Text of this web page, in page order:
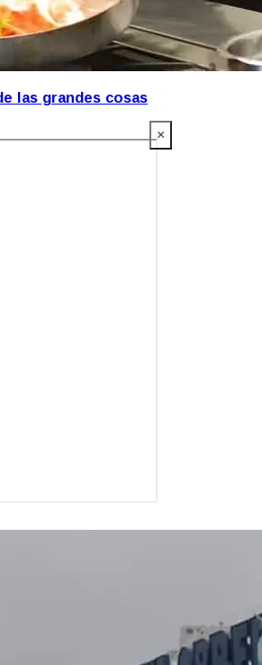
las grandes cosas
×